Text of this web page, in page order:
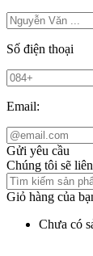
Số điện thoại
Email:
Gửi yêu cầu
Chúng tôi sẽ
Giỏ hàng của
Chưa có